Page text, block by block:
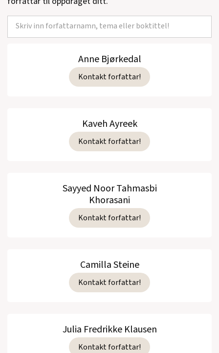
Anne Bjørkedal
Kontakt forfattar!
Kaveh Ayreek
Kontakt forfattar!
Sayyed Noor Tahmasbi
Khorasani
Kontakt forfattar!
Camilla Steine
Kontakt forfattar!
Julia Fredrikke Klausen
Kontakt forfattar!